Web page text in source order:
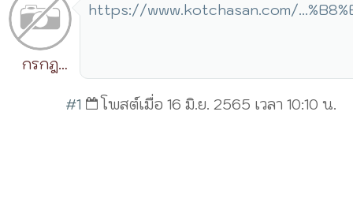
กรกฎ
https://www.kotchasan.com/
#1 โพสต์เมื่อ 16 มิ.ย. 2565 เวลา 10:10 น.